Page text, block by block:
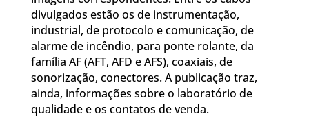
divulgados estão os de instrumentação,
industrial, de protocolo e comunicação, de
alarme de incêndio, para ponte rolante, da
família AF (AFT, AFD e AFS), coaxiais, de
sonorização, conectores. A publicação traz,
ainda, informações sobre o laboratório de
qualidade e os contatos de venda.